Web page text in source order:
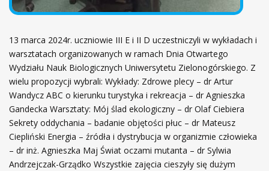
13 marca 2024r. uczniowie III E i II D uczestniczyli w wykładach i
warsztatach organizowanych w ramach Dnia Otwartego
Wydziału Nauk Biologicznych Uniwersytetu Zielonogórskiego. Z
wielu propozycji wybrali: Wykłady: Zdrowe plecy – dr Artur
Wandycz ABC o kierunku turystyka i rekreacja – dr Agnieszka
Gandecka Warsztaty: Mój ślad ekologiczny – dr Olaf Ciebiera
Sekrety oddychania – badanie objętości płuc – dr Mateusz
Ciepliński Energia – źródła i dystrybucja w organizmie człowieka
– dr inż. Agnieszka Maj Świat oczami mutanta – dr Sylwia
Andrzejczak-Grządko Wszystkie zajęcia cieszyły się dużym